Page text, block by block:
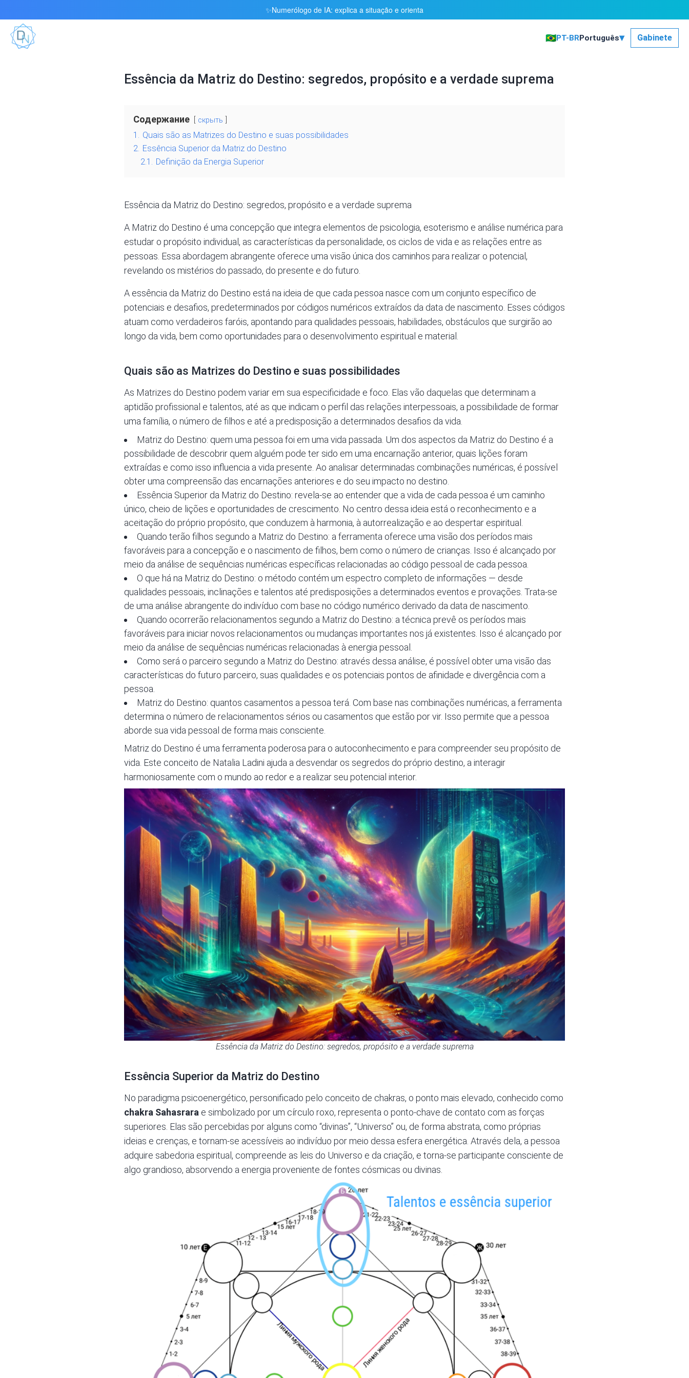
🇧🇷PT-BRPortuguês▾ Gabinete
Essência da Matriz do Destino: segredos, propósito e a verdade suprema
Содержание скрыть
1. Quais são as Matrizes do Destino e suas possibilidades
2. Essência Superior da Matriz do Destino
2.1. Definição da Energia Superior
Essência da Matriz do Destino: segredos, propósito e a verdade suprema
A Matriz do Destino é uma concepção que integra elementos de psicologia, esoterismo e análise numérica para
estudar o propósito individual, as características da personalidade, os ciclos de vida e as relações entre as
pessoas. Essa abordagem abrangente oferece uma visão única dos caminhos para realizar o potencial,
revelando os mistérios do passado, do presente e do futuro.
A essência da Matriz do Destino está na ideia de que cada pessoa nasce com um conjunto específico de
potenciais e desafios, predeterminados por códigos numéricos extraídos da data de nascimento. Esses códigos
atuam como verdadeiros faróis, apontando para qualidades pessoais, habilidades, obstáculos que surgirão ao
longo da vida, bem como oportunidades para o desenvolvimento espiritual e material.
Quais são as Matrizes do Destino e suas possibilidades
As Matrizes do Destino podem variar em sua especificidade e foco. Elas vão daquelas que determinam a
aptidão profissional e talentos, até as que indicam o perfil das relações interpessoais, a possibilidade de formar
uma família, o número de filhos e até a predisposição a determinados desafios da vida.
Matriz do Destino: quem uma pessoa foi em uma vida passada. Um dos aspectos da Matriz do Destino é a
possibilidade de descobrir quem alguém pode ter sido em uma encarnação anterior, quais lições foram
extraídas e como isso influencia a vida presente. Ao analisar determinadas combinações numéricas, é possível
obter uma compreensão das encarnações anteriores e do seu impacto no destino.
Essência Superior da Matriz do Destino: revela-se ao entender que a vida de cada pessoa é um caminho
único, cheio de lições e oportunidades de crescimento. No centro dessa ideia está o reconhecimento e a
aceitação do próprio propósito, que conduzem à harmonia, à autorrealização e ao despertar espiritual.
Quando terão filhos segundo a Matriz do Destino: a ferramenta oferece uma visão dos períodos mais
favoráveis para a concepção e o nascimento de filhos, bem como o número de crianças. Isso é alcançado por
meio da análise de sequências numéricas específicas relacionadas ao código pessoal de cada pessoa.
O que há na Matriz do Destino: o método contém um espectro completo de informações — desde
qualidades pessoais, inclinações e talentos até predisposições a determinados eventos e provações. Trata-se
de uma análise abrangente do indivíduo com base no código numérico derivado da data de nascimento.
Quando ocorrerão relacionamentos segundo a Matriz do Destino: a técnica prevê os períodos mais
favoráveis para iniciar novos relacionamentos ou mudanças importantes nos já existentes. Isso é alcançado por
meio da análise de sequências numéricas relacionadas à energia pessoal.
Como será o parceiro segundo a Matriz do Destino: através dessa análise, é possível obter uma visão das
características do futuro parceiro, suas qualidades e os potenciais pontos de afinidade e divergência com a
pessoa.
Matriz do Destino: quantos casamentos a pessoa terá. Com base nas combinações numéricas, a ferramenta
determina o número de relacionamentos sérios ou casamentos que estão por vir. Isso permite que a pessoa
aborde sua vida pessoal de forma mais consciente.
Matriz do Destino é uma ferramenta poderosa para o autoconhecimento e para compreender seu propósito de
vida. Este conceito de Natalia Ladini ajuda a desvendar os segredos do próprio destino, a interagir
harmoniosamente com o mundo ao redor e a realizar seu potencial interior.
Essência da Matriz do Destino: segredos, propósito e a verdade suprema
Essência Superior da Matriz do Destino
No paradigma psicoenergético, personificado pelo conceito de chakras, o ponto mais elevado, conhecido como
chakra Sahasrara e simbolizado por um círculo roxo, representa o ponto-chave de contato com as forças
superiores. Elas são percebidas por alguns como “divinas”, “Universo” ou, de forma abstrata, como próprias
ideias e crenças, e tornam-se acessíveis ao indivíduo por meio dessa esfera energética. Através dela, a pessoa
adquire sabedoria espiritual, compreende as leis do Universo e da criação, e torna-se participante consciente de
algo grandioso, absorvendo a energia proveniente de fontes cósmicas ou divinas.
✨Numerólogo de IA: explica a situação e orienta